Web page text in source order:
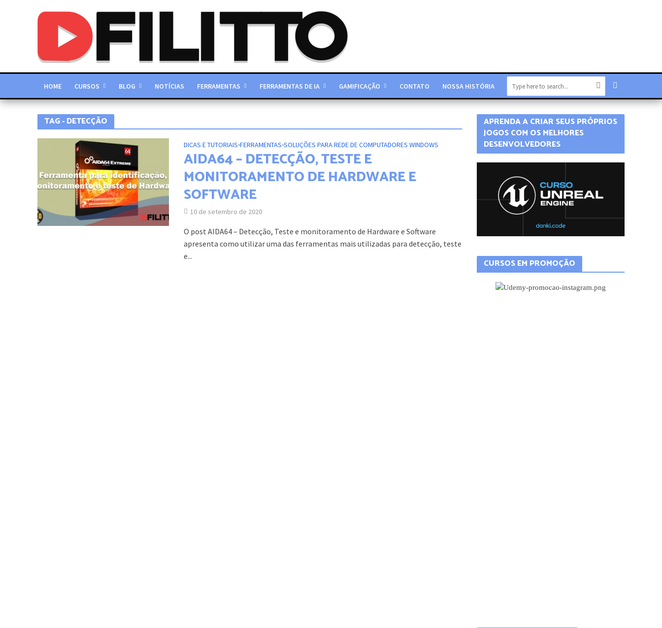
HOME CURSOS BLOG NOTÍCIAS FERRAMENTAS FERRAMENTAS DE IA GAMIFICAÇÃO CONTATO NOSSA HISTÓRIA
TAG - DETECÇÃO
DICAS E TUTORIAIS•FERRAMENTAS•SOLUÇÕES PARA REDE DE COMPUTADORES WINDOWS
AIDA64 – DETECÇÃO, TESTE E
MONITORAMENTO DE HARDWARE E
SOFTWARE
10 de setembro de 2020
O post AIDA64 – Detecção, Teste e monitoramento de Hardware e Software
apresenta como utilizar uma das ferramentas mais utilizadas para detecção, teste
e...
APRENDA A CRIAR SEUS PRÓPRIOS
JOGOS COM OS MELHORES
DESENVOLVEDORES
CURSOS EM PROMOÇÃO